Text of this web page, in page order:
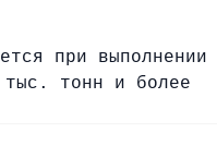
при выполнении
тыс. тонн и более